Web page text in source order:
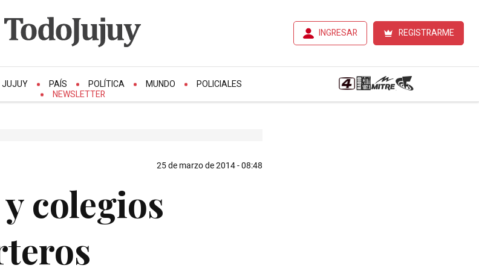
INGRESAR REGISTRARME
JUJUY PAÍS POLÍTICA MUNDO
POLICIALES
NEWSLETTER
25 de marzo de 2014 - 08:48
colegios